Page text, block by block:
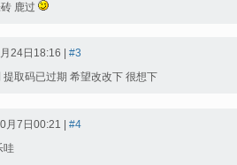
鹿过
24日18:16 | #3
提取码已过期 希望改改下 很想下
月7日00:21 | #4
哇